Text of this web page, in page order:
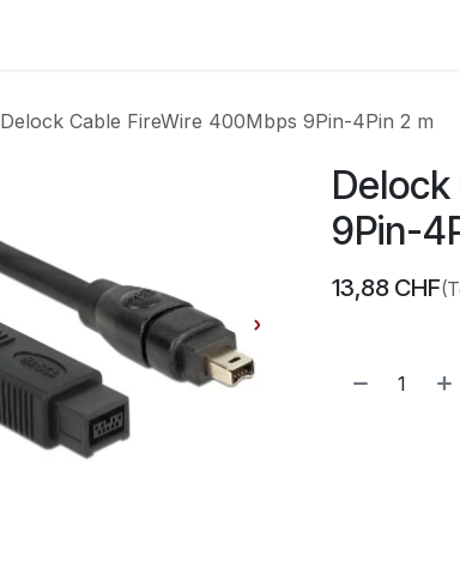
Delock Cable FireWire 400Mbps 9Pin-4Pin 2 m
9Pin-
13,88CHF